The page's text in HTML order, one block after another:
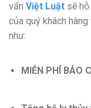
vấn Việt Luật sẽ
của quý khách
như:
MIỄN PHÍ BÁO